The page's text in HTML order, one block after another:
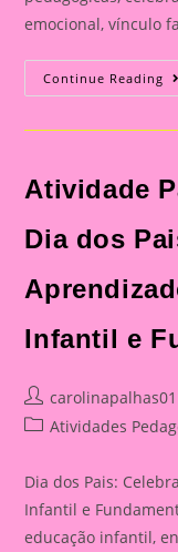
emocional, vínculo
Continue Reading
E
Atividade
Dia dos
Infantil e
Post
author:
carolinapalhas01
PostAtividades
Dia dos Pais:
Infantil e
educação infantil,